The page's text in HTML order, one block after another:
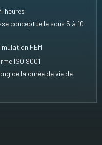
heures
conceptuelle sous 5 à 10
FEM
ISO 9001
de la durée de vie de